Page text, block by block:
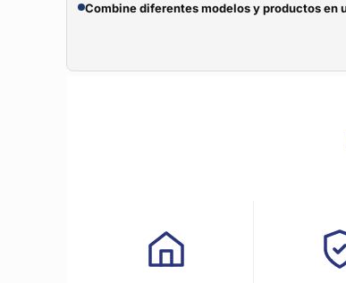
Combine diferentes modelos y productos en